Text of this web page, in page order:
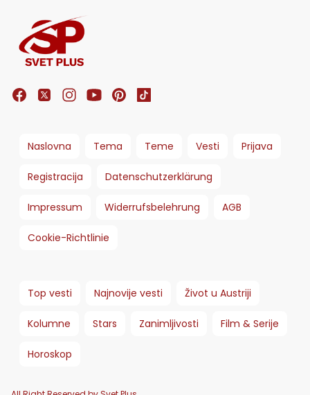
Naslovna Tema Teme Vesti Prijava
Registracija Datenschutzerklärung
Impressum Widerrufsbelehrung AGB
Cookie-Richtlinie
Top vesti Najnovije vesti Život u Austriji
Kolumne Stars Zanimljivosti Film & Serije
Horoskop